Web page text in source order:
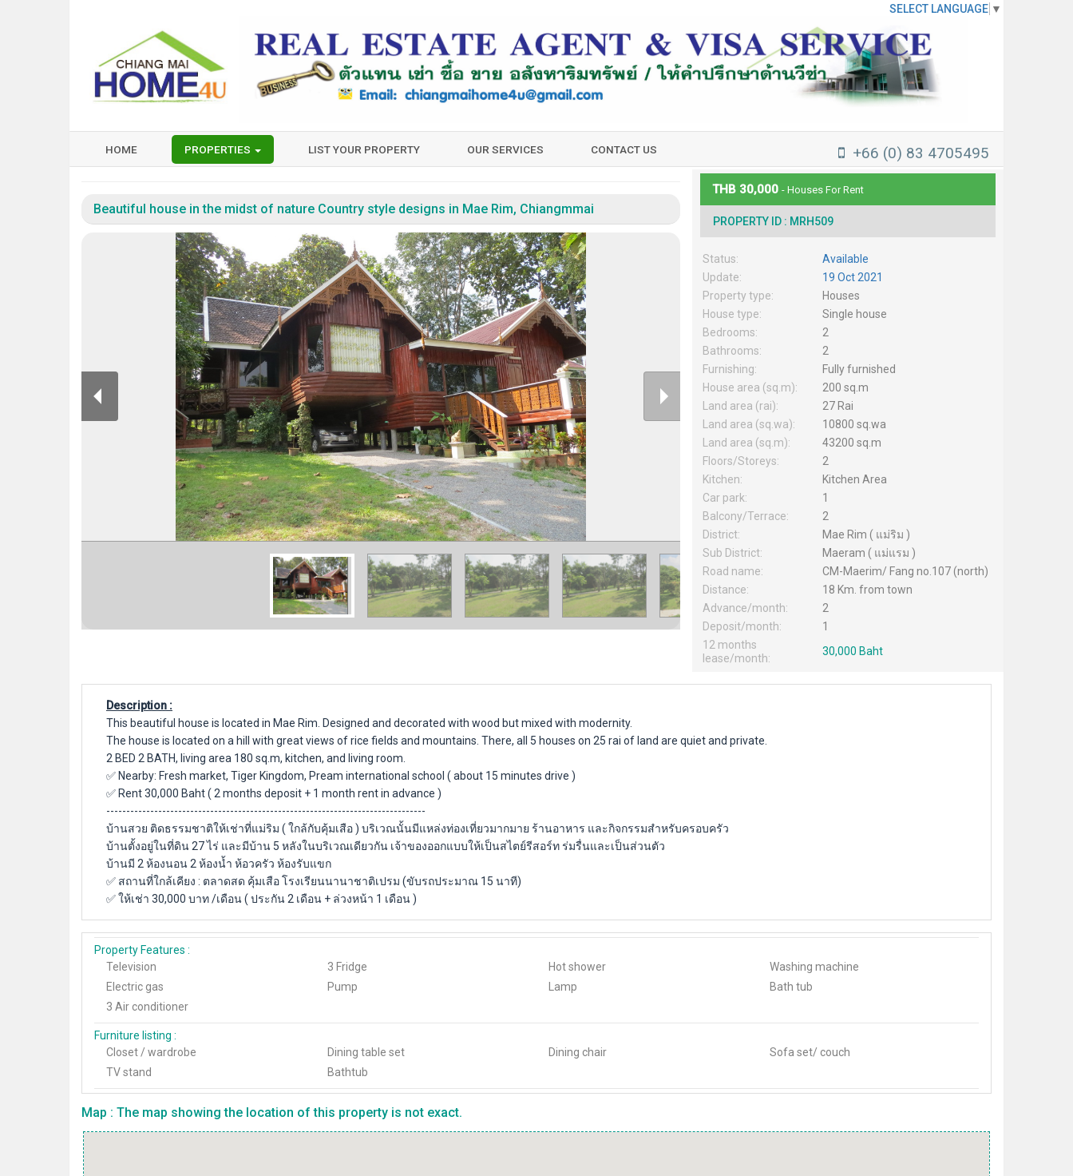
SELECT LANGUAGE ▼
HOME PROPERTIES LIST YOUR PROPERTY OUR SERVICES CONTACT US +66 (0) 83 4705495
Beautiful house in the midst of nature Country style designs in Mae Rim, Chiangmmai
THB 30,000 - Houses For Rent
PROPERTY ID : MRH509
Status:
Available
Update:
19 Oct 2021
Property type:
Houses
House type:
Single house
Bedrooms:
2
Bathrooms:
2
Furnishing:
Fully furnished
House area (sq.m):
200 sq.m
Land area (rai):
27 Rai
Land area (sq.wa):
10800 sq.wa
Land area (sq.m):
43200 sq.m
Floors/Storeys:
2
Kitchen:
Kitchen Area
Car park:
1
Balcony/Terrace:
2
District:
Mae Rim ( แม่ริม )
Sub District:
Maeram ( แม่แรม )
Road name:
CM-Maerim/ Fang no.107 (north)
Distance:
18 Km. from town
Advance/month:
2
Deposit/month:
1
12 months
lease/month:
30,000 Baht
Description :
This beautiful house is located in Mae Rim. Designed and decorated with wood but mixed with modernity.
The house is located on a hill with great views of rice fields and mountains. There, all 5 houses on 25 rai of land are quiet and private.
2 BED 2 BATH, living area 180 sq.m, kitchen, and living room.
✅ Nearby: Fresh market, Tiger Kingdom, Pream international school ( about 15 minutes drive )
✅ Rent 30,000 Baht ( 2 months deposit + 1 month rent in advance )
--------------------------------------------------------------------------------
บ้านสวย ติดธรรมชาติให้เช่าที่แม่ริม ( ใกล้กับคุ้มเสือ ) บริเวณนั้นมีแหล่งท่องเที่ยวมากมาย ร้านอาหาร และกิจกรรมสำหรับครอบครัว
บ้านตั้งอยู่ในที่ดิน 27 ไร่ และมีบ้าน 5 หลังในบริเวณเดียวกัน เจ้าของออกแบบให้เป็นสไตย์รีสอร์ท ร่มรื่นและเป็นส่วนตัว
บ้านมี 2 ห้องนอน 2 ห้องน้ำ ห้อวครัว ห้องรับแขก
✅ สถานที่ใกล้เคียง : ตลาดสด คุ้มเสือ โรงเรียนนานาชาติเปรม (ขับรถประมาณ 15 นาที)
✅ ให้เช่า 30,000 บาท /เดือน ( ประกัน 2 เดือน + ล่วงหน้า 1 เดือน )
Property Features :
Television
3 Fridge Hot shower
Washing machine
Electric gas
Pump Lamp
Bath tub
3 Air conditioner
Furniture listing :
Closet / wardrobe
Dining table set Dining chair
Sofa set/ couch
TV stand
Bathtub
Map : The map showing the location of this property is not exact.